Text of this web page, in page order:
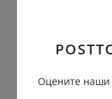
Оцените наши